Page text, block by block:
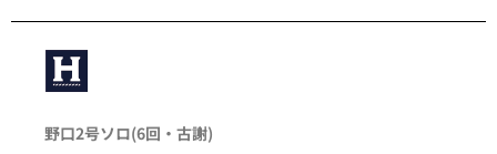
野口2号ソロ(6回・ 古謝)